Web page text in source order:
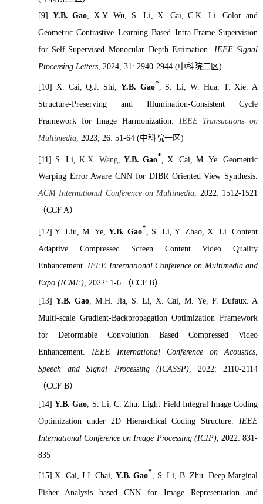
[9] Y.B. Gao , X.Y. Wu, S. Li, X. Cai, C.K. Li. Color and
Geometric Contrastive Learning Based Intra-Frame Supervision
for Self-Supervised Monocular Depth Estimation. IEEE Signal
Processing Letters, 2024, 31: 2940-2944 (中科院二区)
[10] X. Cai, Q.J. Shi, Y.B. Gao* , S. Li, W. Hua, T. Xie. A
Structure-Preserving and Illumination-Consistent Cycle
Framework for Image Harmonization. IEEE Transactions on
Multimedia, 2023, 26: 51-64 (中科院一区)
[11] S. Li, K.X. Wang,Y.B. Gao* , X. Cai, M. Ye. Geometric
Warping Error Aware CNN for DIBR Oriented View Synthesis.
ACM International Conference on Multimedia, 2022: 1512-1521
（CCF A）
[12]Y. Liu, M. Ye,Y.B. Gao* , S. Li, Y. Zhao, X. Li. Content
Adaptive Compressed Screen Content Video Quality
Enhancement. IEEE International Conference on Multimedia and
Expo (ICME), 2022: 1-6 （CCF B）
[13]Y.B. Gao , M.H. Jia, S. Li, X. Cai, M. Ye, F. Dufaux. A
Multi-scale Gradient-Backpropagation Optimization Framework
for Deformable Convolution Based Compressed Video
Enhancement. IEEE International Conference on Acoustics,
Speech and Signal Processing (ICASSP), 2022: 2110-2114
（CCF B）
[14]Y.B. Gao , S. Li, C. Zhu. Light Field Integral Image Coding
Optimization under 2D Hierarchical Coding Structure. IEEE
International Conference on Image Processing (ICIP), 2022: 831-
835
[15]X. Cai, J.J. Chai, Y.B. Gao* , S. Li, B. Zhu. Deep Marginal
Fisher Analysis based CNN for Image Representation and